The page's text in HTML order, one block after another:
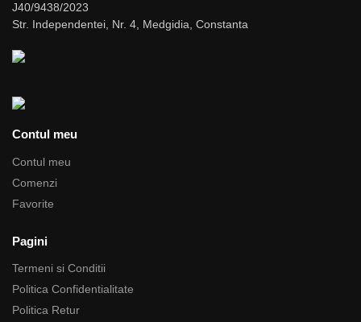
J40/9438/2023
Str. Independentei, Nr. 4, Medgidia, Constanta
Contul meu
Contul meu
Comenzi
Favorite
Pagini
Termeni si Conditii
Politica Confidentialitate
Politica Retur